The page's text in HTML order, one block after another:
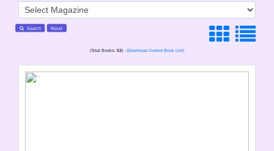
Search Reset
(Total Books: 53) - (Download Current Book List)